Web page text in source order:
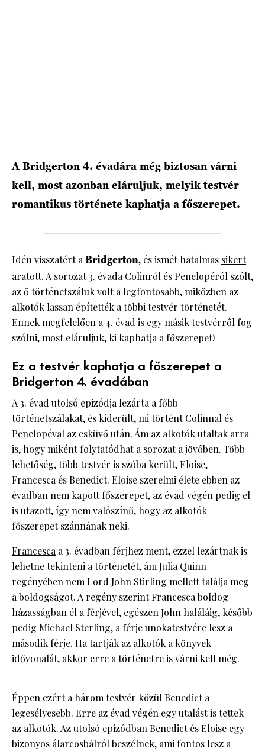
A Bridgerton 4. évadára még biztosan várni
kell, most azonban eláruljuk, melyik testvér
romantikus története kaphatja a főszerepet.
Idén visszatért aBridgerton, és ismét hatalmas sikert
aratott. A sorozat 3. évadaColinról és Penelopéról szólt,
az ő történetszáluk volt a legfontosabb, miközben az
alkotók lassan építették a többi testvér történetét.
Ennek megfelelően a 4. évad is egy másik testvérről fog
szólni, most eláruljuk, ki kaphatja a főszerepet!
Ez a testvér kaphatja a főszerepet a
Bridgerton 4. évadában
A 3. évad utolsó epizódja lezárta a főbb
történetszálakat, és kiderült, mi történt Colinnal és
Penelopéval az esküvő után. Ám az alkotók utaltak arra
is, hogy miként folytatódhat a sorozat a jövőben. Több
lehetőség, több testvér is szóba került, Eloise,
Francesca és Benedict. Eloise szerelmi élete ebben az
évadban nem kapott főszerepet, az évad végén pedig el
is utazott, így nem valószínű, hogy az alkotók
főszerepet szánnának neki.
Francescaa 3. évadban férjhez ment, ezzel lezártnak is
lehetne tekinteni a történetét, ám Julia Quinn
regényében nem Lord John Stirling mellett találja meg
a boldogságot. A regény szerint Francesca boldog
házasságban él a férjével, egészen John haláláig, később
pedig Michael Sterling, a férje unokatestvére lesz a
második férje. Ha tartják az alkotók a könyvek
idővonalát, akkor erre a történetre is várni kell még.
Éppen ezért a három testvér közül Benedict a
legesélyesebb. Erre az évad végén egy utalást is tettek
az alkotók. Az utolsó epizódban Benedict és Eloise egy
bizonyos álarcosbálról beszélnek, ami fontos lesz a